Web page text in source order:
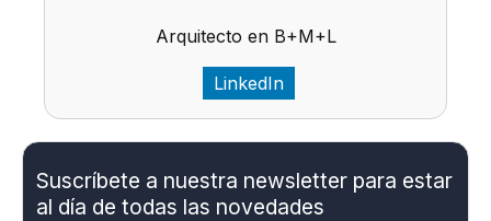
Arquitecto en B+M+L
LinkedIn
Suscríbete a nuestra newsletter para estar
al día de todas las novedades